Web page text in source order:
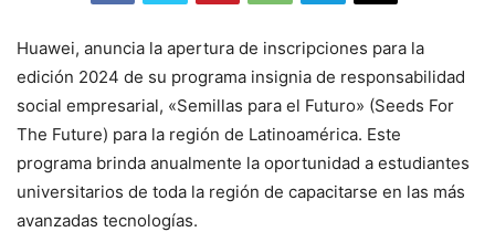
Huawei, anuncia la apertura de inscripciones para la
edición 2024 de su programa insignia de responsabilidad
social empresarial, «Semillas para el Futuro» (Seeds For
The Future) para la región de Latinoamérica. Este
programa brinda anualmente la oportunidad a estudiantes
universitarios de toda la región de capacitarse en las más
avanzadas tecnologías.